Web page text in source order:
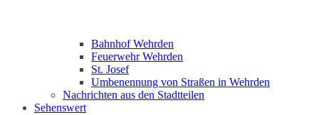
Bahnhof Wehrden
Feuerwehr Wehrden
St. Josef
Umbenennung von Straßen in Wehrden
Nachrichten aus den Stadtteilen
Sehenswert